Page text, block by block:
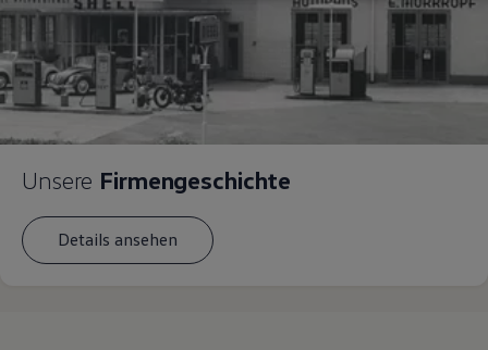
Magazin
Lifestyle
Transport
Familie
Elektromobilität
Volkswagen R
Pannen- und Unfallhilfe
Unsere Firmengeschichte
Details ansehen